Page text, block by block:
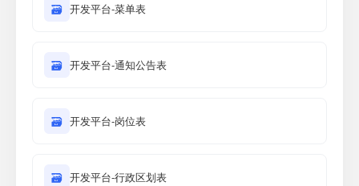
🗃 开发平台-菜单表
🗃 开发平台-通知公告表
🗃 开发平台-岗位表
🗃 开发平台-行政区划表